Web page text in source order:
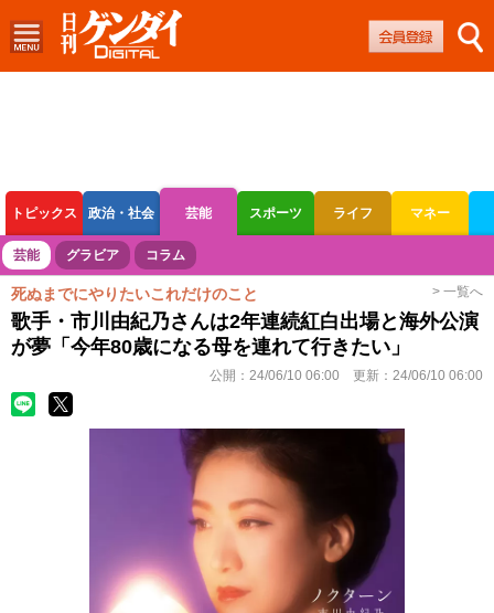
トピックス 政治・社会 芸能 スポーツ ライフ マネー
ボートレース 競輪 オートレース
芸能 グラビア コラム
死ぬまでにやりたいこれだけのこと > 一覧へ
歌手・市川由紀乃さんは2年連続紅白出場と海外公演
が夢「今年80歳になる母を連れて行きたい」
公開： 24/06/10 06:00 更新： 24/06/10 06:00